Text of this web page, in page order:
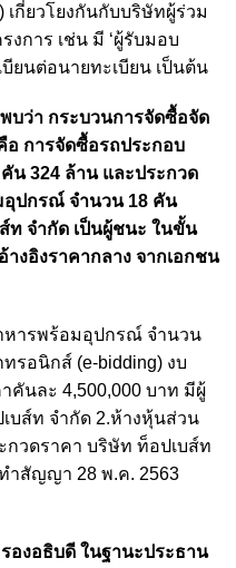
กี่ยวโยงกันกับบริษัทผู้ร่วม
งการ เช่น มี ‘ผู้รับมอบ
ยนต่อนายทะเบียน เป็นต้น
บว่า กระบวนการจัดซื้อจัด
อ การจัดซื้อรถประกอบ
น 324 ล้าน และประกวด
ปกรณ์ จำนวน 18 คัน
ท จำกัด เป็นผู้ชนะ ในขั้น
งอิงราคากลาง จากเอกชน
หารพร้อมอุปกรณ์ จำนวน
รอนิกส์ (e-bidding) งบ
คันละ 4,500,000 บาท มีผู้
บส์ท จำกัด 2.ห้างหุ้นส่วน
กวดราคา บริษัท ท็อปเบส์ท
ำสัญญา 28 พ.ค. 2563
องอธิบดี ในฐานะประธาน